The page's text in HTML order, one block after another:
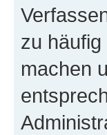
zu
machen